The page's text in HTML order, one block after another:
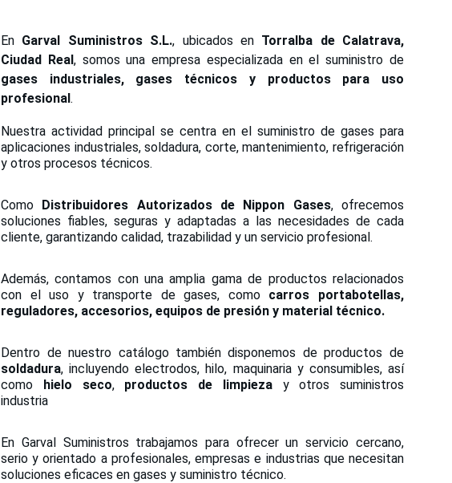
En Garval Suministros S.L., ubicados en Torralba de Calatrava,
Ciudad Real, somos una empresa especializada en el suministro de
gases industriales, gases técnicos y productos para uso
profesional.
Nuestra actividad principal se centra en el suministro de gases para
aplicaciones industriales, soldadura, corte, mantenimiento, refrigeración
y otros procesos técnicos.
Como Distribuidores Autorizados de Nippon Gases, ofrecemos
soluciones fiables, seguras y adaptadas a las necesidades de cada
cliente, garantizando calidad, trazabilidad y un servicio profesional.
Además, contamos con una amplia gama de productos relacionados
con el uso y transporte de gases, como carros portabotellas,
reguladores, accesorios, equipos de presión y material técnico.
Dentro de nuestro catálogo también disponemos de productos de
soldadura, incluyendo electrodos, hilo, maquinaria y consumibles, así
como hielo seco, productos de limpieza y otros suministros
industria
En Garval Suministros trabajamos para ofrecer un servicio cercano,
serio y orientado a profesionales, empresas e industrias que necesitan
soluciones eficaces en gases y suministro técnico.